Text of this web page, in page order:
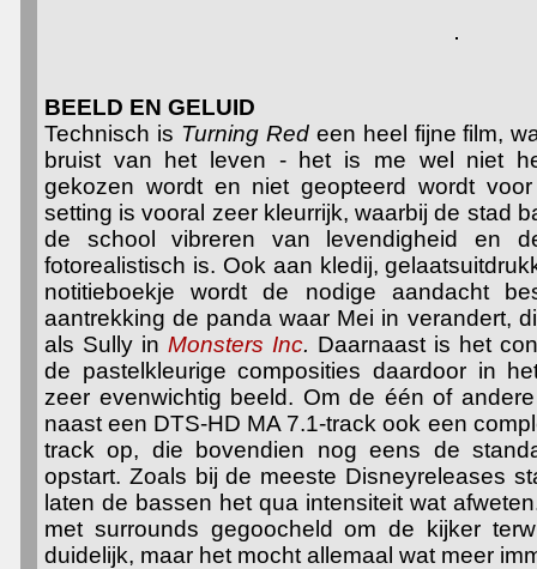
BEELD EN GELUID
Technisch is Turning Redeen heel fijne film,
bruist van het leven - het is me wel niet
gekozen wordt en niet geopteerd wordt
setting is vooral zeer kleurrijk, waarbij de stad
de school vibreren van levendigheid en
fotorealistisch is. Ook aan kledij,
notitieboekje wordt de nodige aandacht
aantrekking de panda waar Mei in verandert,
als Sully in Monsters Inc. Daarnaast is het
de pastelkleurige composities daardoor in
zeer evenwichtig beeld. Om de één of
naast een DTS-HD MA 7.1-track ook een
track op, die bovendien nog eens de
opstart. Zoals bij de meeste Disneyreleases
laten de bassen het qua intensiteit wat
met surrounds gegoocheld om de kijker
duidelijk, maar het mocht allemaal wat meer